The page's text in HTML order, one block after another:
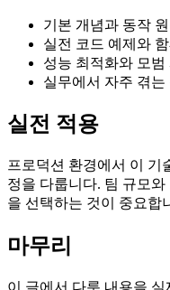
기본 개념과 동작
실전 코드 예제와
성능 최적화와 모
실무에서 자주 겪
실전 적용
프로덕션 환경에서 이 기
정을 다룹니다. 팀 규모
을 선택하는 것이 중요합
마무리